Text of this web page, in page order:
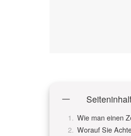
Wie man einen
Worauf Sie